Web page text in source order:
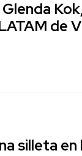
de
silleta